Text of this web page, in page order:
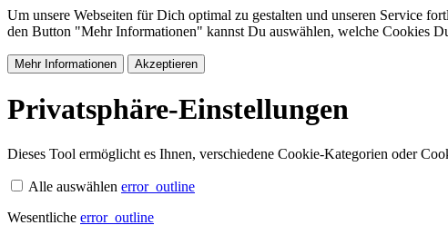
Um unsere Webseiten für Dich optimal zu gestalten und unseren Service
den Button "Mehr Informationen" kannst Du auswählen, welche Cookies
Mehr Informationen Akzeptieren
Privatsphäre-Einstellungen
Dieses Tool ermöglicht es Ihnen, verschiedene Cookie-Kategorien oder
Alle auswählen error_outline
Wesentliche error_outline